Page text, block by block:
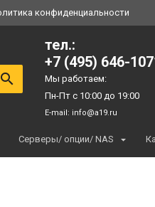
конфиденциальности
тел.:
+7 (495) 646-
Мы работаем:
Пн-Пт с 10:00 до 19:00
E-mail: info@a19.ru
Серверы/ опции/ NAS